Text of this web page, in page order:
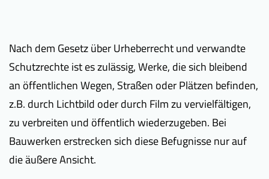
Nach dem Gesetz über Urheberrecht und verwandte
Schutzrechte ist es zulässig, Werke, die sich bleibend
an öffentlichen Wegen, Straßen oder Plätzen befinden,
z.B. durch Lichtbild oder durch Film zu vervielfältigen,
zu verbreiten und öffentlich wiederzugeben. Bei
Bauwerken erstrecken sich diese Befugnisse nur auf
die äußere Ansicht.